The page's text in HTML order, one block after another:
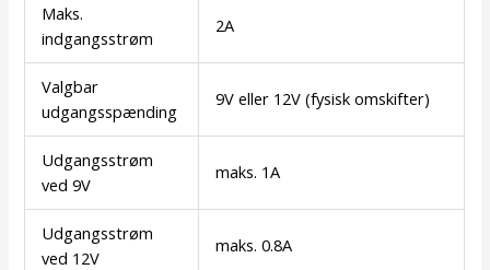
Maks.
indgangsstrøm
2A
Valgbar
udgangsspænding
9V eller 12V (fysisk omskifter)
Udgangsstrøm
ved 9V
maks. 1A
Udgangsstrøm
ved 12V
maks. 0.8A